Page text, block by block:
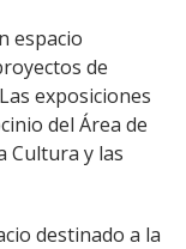
espacio
de
exposiciones
del Área de
Cultura y las
destinado a la